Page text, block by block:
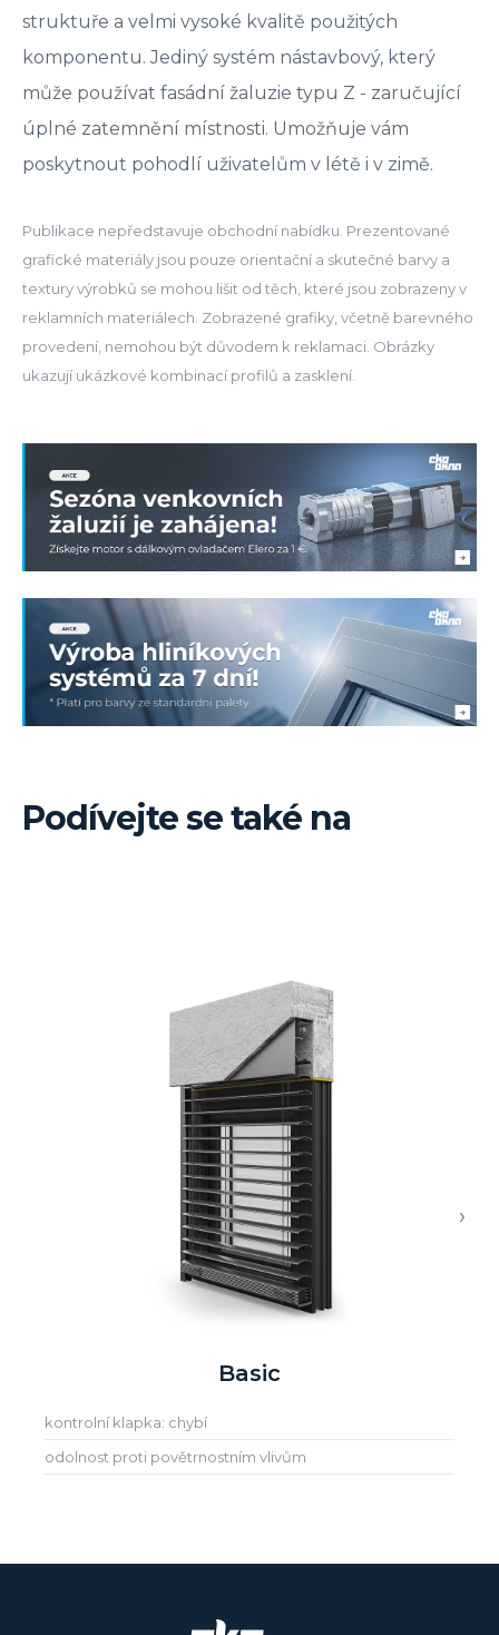
struktuře a velmi vysoké kvalitě použitých
komponentu. Jediný systém nástavbový, který
může používat fasádní žaluzie typu Z - zaručující
úplné zatemnění místnosti. Umožňuje vám
poskytnout pohodlí uživatelům v létě i v zimě.
Publikace nepředstavuje obchodní nabídku. Prezentované
grafické materiály jsou pouze orientační a skutečné barvy a
textury výrobků se mohou lišit od těch, které jsou zobrazeny v
reklamních materiálech. Zobrazené grafiky, včetně barevného
provedení, nemohou být důvodem k reklamaci. Obrázky
ukazují ukázkové kombinací profilů a zasklení.
Podívejte se také na
Basic
kontrolní klapka: chybí
odolnost proti povětrnostním vlivům
›